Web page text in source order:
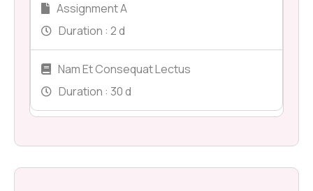
Assignment A
Duration : 2 d
Nam Et Consequat Lectus
Duration : 30 d